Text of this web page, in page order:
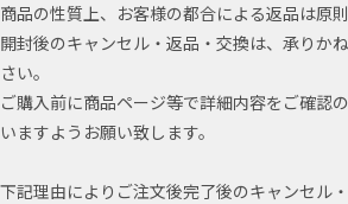
商品の性質上、お客様の都合による返品は原
開封後のキャンセル・返品・交換は、承りか
さい。
ご購入前に商品ページ等で詳細内容をご確認
いますようお願い致します。
下記理由によりご注文後完了後のキャンセル